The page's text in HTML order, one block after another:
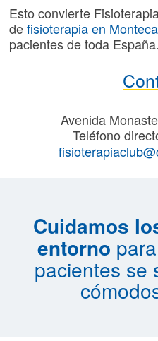
Esto convierte
defisioterapia en
pacientes de toda España.
Avenida
Teléfono
Cuidamos
entorno
pacientes se